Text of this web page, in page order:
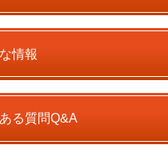
情報
る質問Q&A